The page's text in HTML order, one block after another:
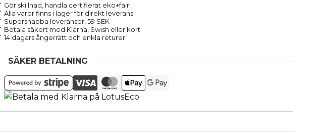
Gör skillnad, handla certifierat eko+fair!
Alla varor finns i lager för direkt leverans
Supersnabba leveranser, 59 SEK
Betala säkert med Klarna, Swish eller kort
14 dagars ångerrätt och enkla returer
SÄKER BETALNING